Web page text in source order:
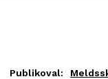
Publikoval: